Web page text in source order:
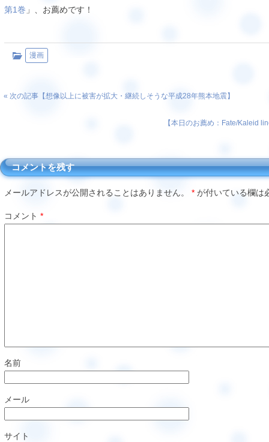
第1巻 」、お薦めです！
漫画
« 次の記事【想像以上に被害が拡大・継続しそうな平成28年熊本地震】
【本日のお薦め：Fate/Kaleid
コメントを残す
メールアドレスが公開されることはありません。 * が付いている欄は
コメント *
名前
メール
サイト